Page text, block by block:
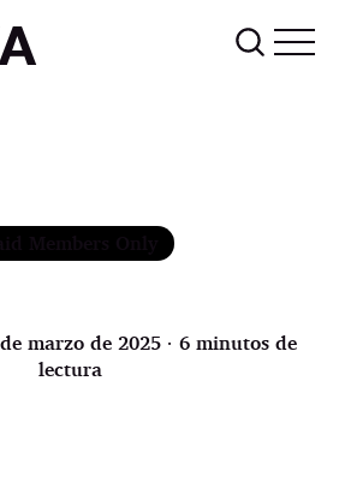
de marzo de 2025 ∙ 6 minutos de
lectura